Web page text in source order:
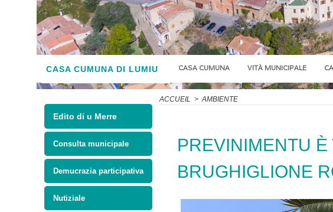
CASA CUMUNA DI LUMIU CASA CUMUNA VITÀ MUNICIPALE
Edito di u Merre
Consulta municipale
Demucrazia participativa
Nutiziale
ACCUEIL > AMBIENTE
PREVINIMENTU
BRUGHIGLIONE